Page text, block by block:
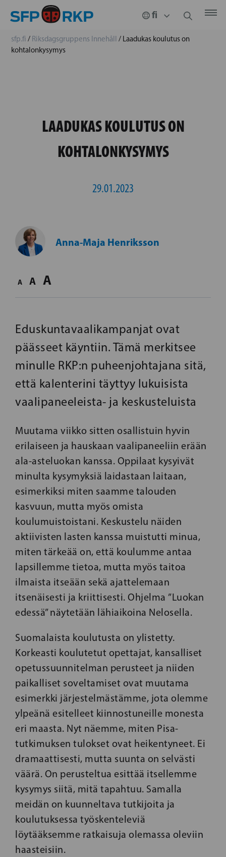
sfp.fi / Riksdagsgruppens Innehåll / Laadukas koulutus on
kohtalonkysymys
LAADUKAS KOULUTUS ON
KOHTALONKYSYMYS
29.01.2023
Anna-Maja Henriksson
A A A
Eduskuntavaalikampanjat ovat
päässeet käyntiin. Tämä merkitsee
minulle RKP:n puheenjohtajana sitä,
että kalenterini täyttyy lukuisista
vaalipaneeleista- ja keskusteluista
Muutama viikko sitten osallistuin hyvin
erilaiseen ja hauskaan vaalipaneeliin erään
ala-asteluokan kanssa. Oppilaat kysyivät
minulta kysymyksiä laidastaan laitaan,
esimerkiksi miten saamme talouden
kasvuun, mutta myös omista
koulumuistoistani. Keskustelu näiden
aktiivisten lasten kanssa muistutti minua,
miten tärkeää on, että koulumme antaa
lapsillemme tietoa, mutta myös taitoa
ilmaista itseään sekä ajattelemaan
itsenäisesti ja kriittisesti. Ohjelma ”Luokan
edessä” näytetään lähiaikoina Nelosella.
Suomalaista koulutusta on ylistetty.
Korkeasti koulutetut opettajat, kansalliset
opetussuunnitelman perusteet ja niiden
paikalliset soveltamiset ovat muutama
esimerkki järjestelmästämme, jota olemme
ylpeänä esitelleet kiinnostuneille monesta
eri maasta. Nyt näemme, miten Pisa-
tutkimuksen tulokset ovat heikentyneet. Ei
dramaattisesti, mutta suunta on selvästi
väärä. On perusteltua esittää itsellemme
kysymys siitä, mitä tapahtuu. Samalla
meidän on kuunneltava tutkijoita ja
koulutuksessa työskenteleviä
löytääksemme ratkaisuja olemassa oleviin
haasteisiin.